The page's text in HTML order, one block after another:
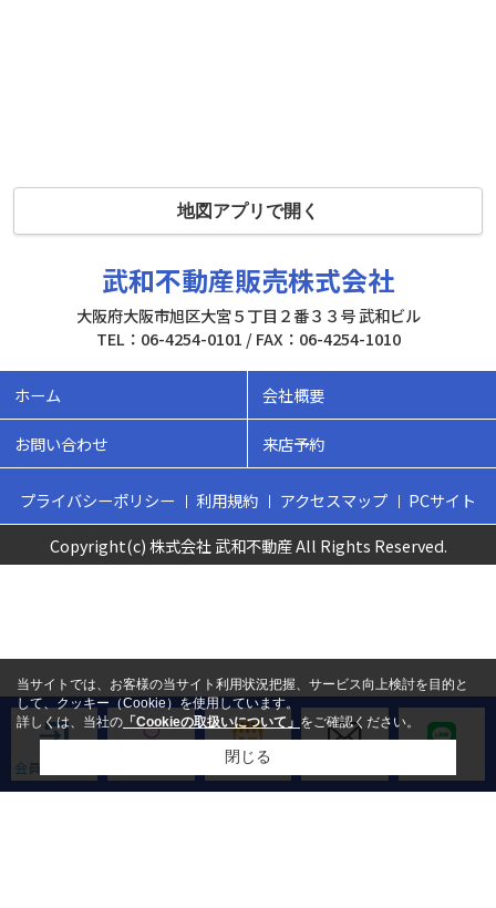
地図アプリで開く
会員ログイン 来店予約
武和不動産販売株式会社
大阪府大阪市旭区大宮５丁目２番３３号 武和ビル
TEL：06-4254-0101 / FAX：06-4254-1010
ホーム 会社概要
お問い合わせ 来店予約
プライバシーポリシー 利用規約 アクセスマップ
PCサイト
Copyright(c) 株式会社 武和不動産 All Rights Reserved.
当サイトでは、お客様の当サイト利用状況把握、サービス向上検討を目的と
して、クッキー（Cookie）を使用しています。
詳しくは、当社の 「Cookieの取扱いについて」 をご確認ください。
閉じる